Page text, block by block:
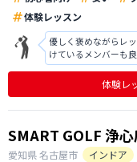
体験レッスン
優しく褒めながらレ
けているメンバーも
良いなあと思ってい
ップの握り方、体重
長く楽しくゴルフが
体験レ
SMART GOLF 浄
愛知県名古屋市
インドア